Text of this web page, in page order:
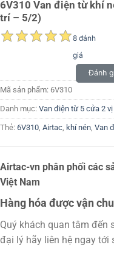
6V310 Van điện từ khí
trí – 5/2)
8 đánh
giá
Đánh
Mã sản phẩm: 6V310
Danh mục: Van điện từ 5 cửa 2
Thẻ: 6V310, Airtac, khí nén, Van
Airtac-vn phân phối các
Việt Nam
Hàng hóa được vận
Quý khách quan tâm đến
đại lý hãy liên hệ ngay tới